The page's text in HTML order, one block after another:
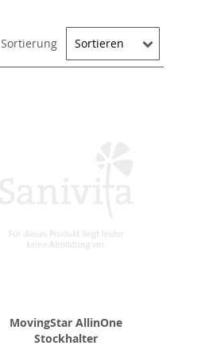
Sortierung
MovingStar AllinOne
Stockhalter